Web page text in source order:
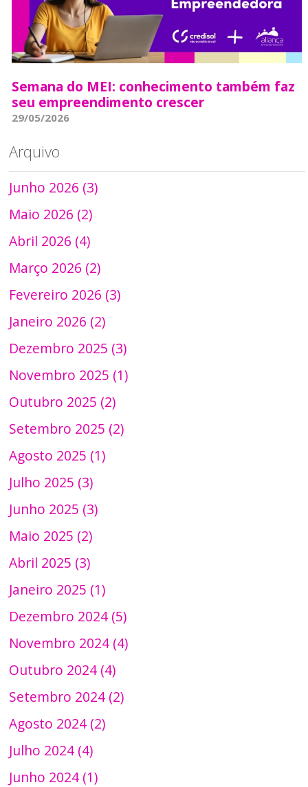
Semana do MEI: conhecimento também faz
seu empreendimento crescer
29/05/2026
Arquivo
Junho 2026 (3)
Maio 2026 (2)
Abril 2026 (4)
Março 2026 (2)
Fevereiro 2026 (3)
Janeiro 2026 (2)
Dezembro 2025 (3)
Novembro 2025 (1)
Outubro 2025 (2)
Setembro 2025 (2)
Agosto 2025 (1)
Julho 2025 (3)
Junho 2025 (3)
Maio 2025 (2)
Abril 2025 (3)
Janeiro 2025 (1)
Dezembro 2024 (5)
Novembro 2024 (4)
Outubro 2024 (4)
Setembro 2024 (2)
Agosto 2024 (2)
Julho 2024 (4)
Junho 2024 (1)